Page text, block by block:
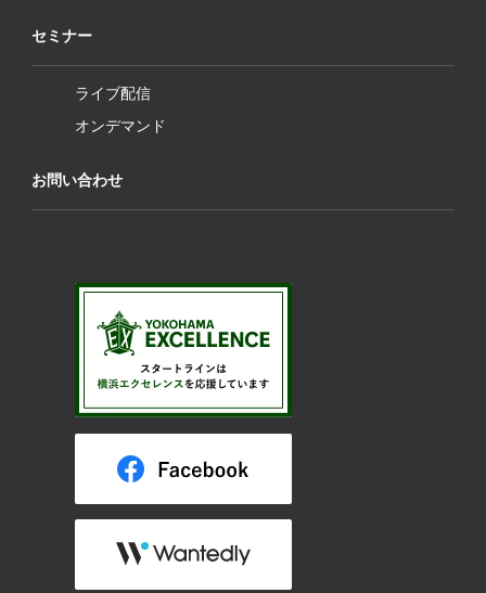
セミナー
ライブ配信
オンデマンド
お問い合わせ